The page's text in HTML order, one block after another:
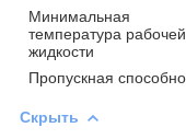
Минимальная
температура рабочей
жидкости
Пропускная
Скрыть